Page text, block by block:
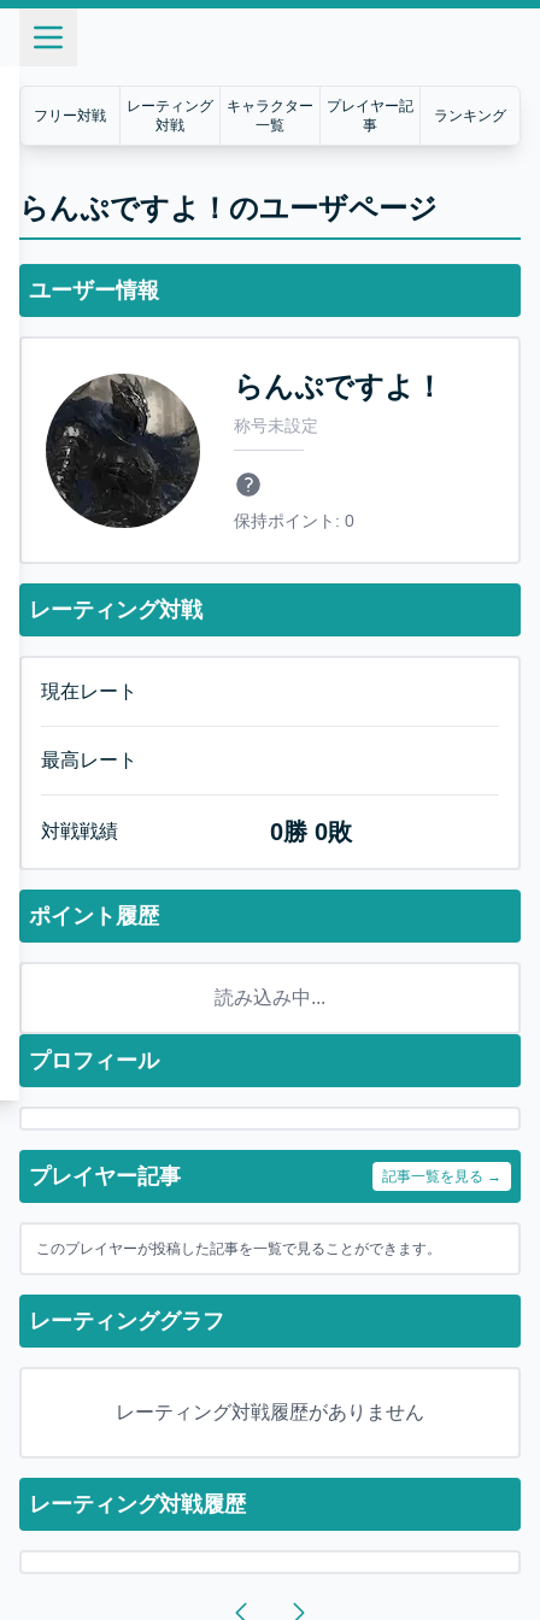
フリー対戦
レーティング
対戦
キャラクター
一覧
プレイヤー記
事
ランキング
らんぷですよ！のユーザページ
ユーザー情報
らんぷですよ！
称号未設定
保持ポイント: 0
レーティング対戦
現在レート
最高レート
対戦戦績 0勝 0敗
ポイント履歴
読み込み中...
プロフィール
プレイヤー記事 記事一覧を見る →
このプレイヤーが投稿した記事を一覧で見ることができます。
レーティンググラフ
レーティング対戦履歴がありません
レーティング対戦履歴